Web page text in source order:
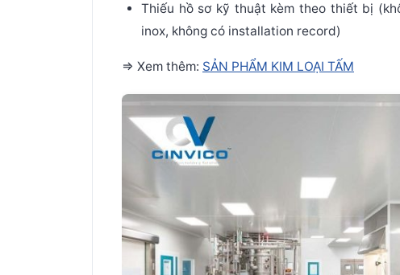
Thiếu hồ sơ kỹ thuật kèm theothiết bị
inox, không có installation record)
=> Xem thêm: SẢN PHẨM KIM LOẠI TẤM